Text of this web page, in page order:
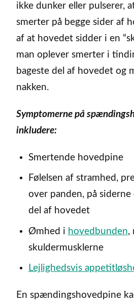
ikke dunker eller pulserer,
smerter på begge sider af
af at hovedet sidder i en
man oplever smerter i
bageste del af hovedet og
nakken.
Symptomerne på
inkludere:
Smertende hovedpine
Følelsen af stramhed,
over panden, på siderne
del af hovedet
Ømhed i hovedbunden,
skuldermusklerne
Lejlighedsvis
En spændingshovedpine